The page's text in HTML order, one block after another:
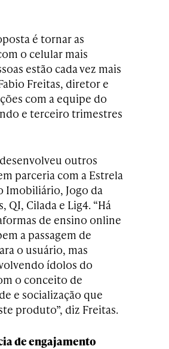
é tornar as
o celular mais
estão cada vez mais
Freitas, diretor e
com a equipe do
e terceiro trimestres
outros
parceria com a Estrela
Imobiliário, Jogo da
QI, Cilada e Lig4. “Há
de ensino online
a passagem de
o usuário, mas
ídolos do
o conceito de
e socialização que
produto”, diz Freitas.
de engajamento